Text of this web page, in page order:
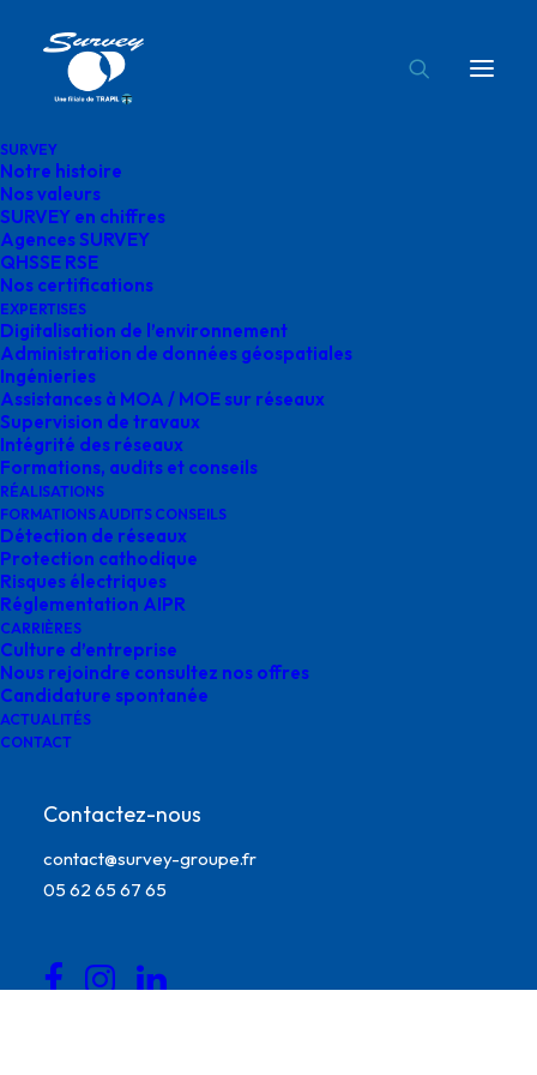
SURVEY
Notre histoire
Nos valeurs
SURVEY en chiffres
Agences SURVEY
QHSSE RSE
Nos certifications
EXPERTISES
Digitalisation de l’environnement
Administration de données géospatiales
Ingénieries
Assistances à MOA / MOE sur réseaux
Supervision de travaux
Intégrité des réseaux
Formations, audits et conseils
RÉALISATIONS
FORMATIONS AUDITS CONSEILS
Détection de réseaux
Protection cathodique
Risques électriques
Réglementation AIPR
CARRIÈRES
Culture d’entreprise
Nous rejoindre consultez nos offres
Candidature spontanée
ACTUALITÉS
CONTACT
Contactez-nous
contact@survey-groupe.fr
05 62 65 67 65
survey évènement STTL formations
survey évènement STTL formations
survey évènement
STTL formations
février 6, 2026 | Byo.bensoussan@gegg.fr
survey évènement STTL formations